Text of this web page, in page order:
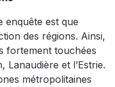
enquête est que
des régions. Ainsi,
fortement touchées
Lanaudière et l’Estrie.
métropolitaines